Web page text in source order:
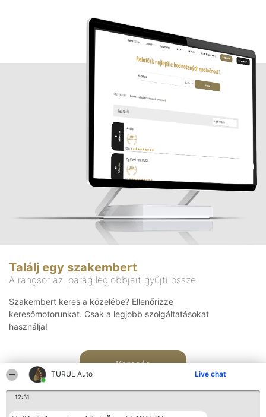
TURUL Auto Live chat
12:31
Találj egy szakembert
A rangsor az iparág legjobbjait gyűjti össze
Szakembert keres a közelébe? Ellenőrizze
keresőmotorunkat. Csak a legjobb szolgáltatásokat
használja!
Keresés